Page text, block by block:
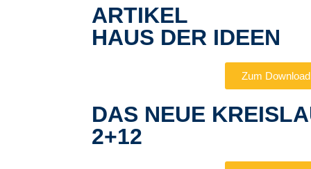
ARTIKEL
HAUS DER IDEEN
Zum Download
DAS NEUE
2+12